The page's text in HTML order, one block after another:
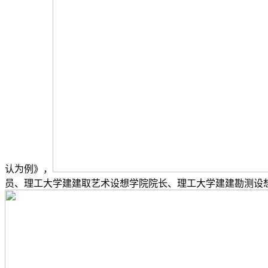
认为例》，
员、理工大学建建取艺术设想学院院长、理工大学建建勘测设